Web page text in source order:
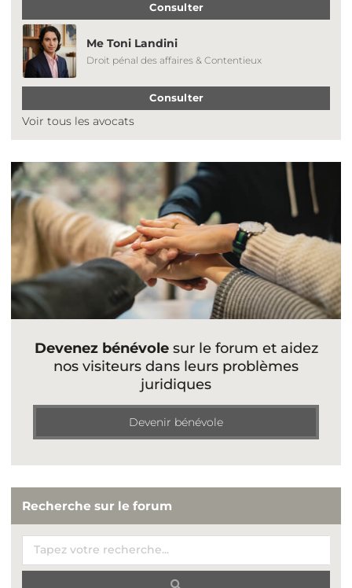
Consulter
Me Toni Landini
Droit pénal des affaires & Contentieux
Consulter
Voir tous les avocats
Devenez bénévolesur le forum et aidez
nos visiteurs dans leurs problèmes
juridiques
Devenir bénévole
Recherche sur le forum